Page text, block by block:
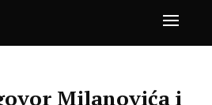
Milanovića i